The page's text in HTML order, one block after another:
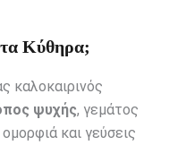
τα Κύθηρα;
καλοκαιρινός
ψυχής, γεμάτος
και γεύσεις